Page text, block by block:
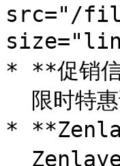
src="/
* **促销
*